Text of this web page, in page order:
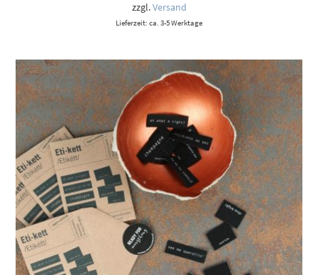
zzgl.Versand
Lieferzeit: ca. 3-5 Werktage